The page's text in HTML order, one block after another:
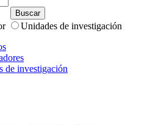
Unidades de investigación
de investigación